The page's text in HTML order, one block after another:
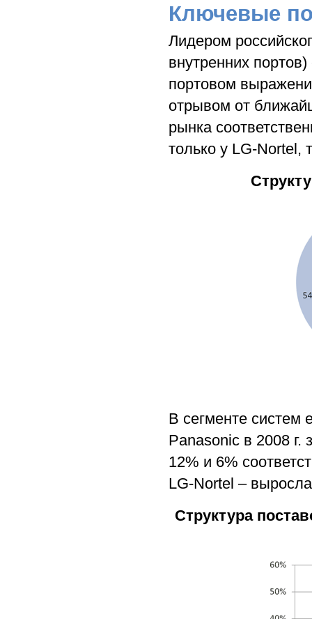
Ключевые
Лидером
внутренних
портовом
отрывом от
рынка
только у LG-Nortel,
В сегменте систем
Panasonic в 2008 г.
12% и 6%
LG-Nortel –
Структура